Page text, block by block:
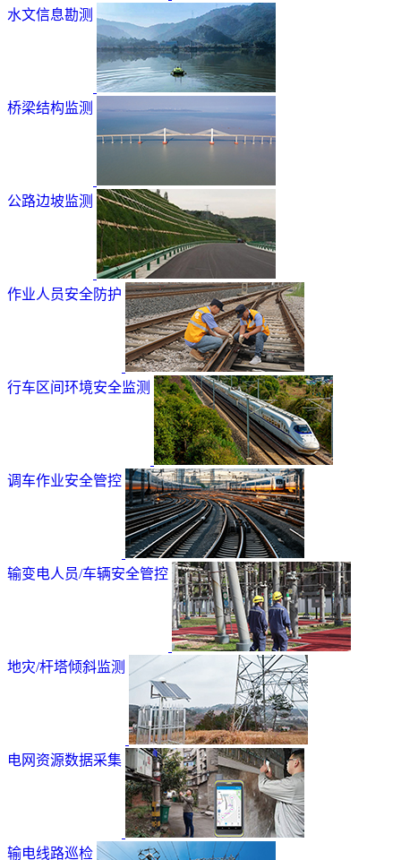
水文信息勘测
桥梁结构监测
公路边坡监测
作业人员安全防护
行车区间环境安全监测
调车作业安全管控
输变电人员/车辆安全管控
地灾/杆塔倾斜监测
电网资源数据采集
输电线路巡检